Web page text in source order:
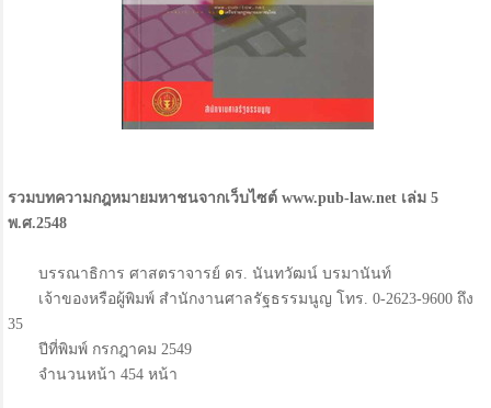
รวมบทความกฎหมายมหาชนจากเว็บไซต์ www.pub-law.net เล่ม 5
พ.ศ.2548
บรรณาธิการ ศาสตราจารย์ ดร. นันทวัฒน์ บรมานันท์
เจ้าของหรือผู้พิมพ์ สำนักงานศาลรัฐธรรมนูญ โทร. 0-2623-9600 ถึง
35
ปีที่พิมพ์ กรกฎาคม 2549
จำนวนหน้า 454 หน้า